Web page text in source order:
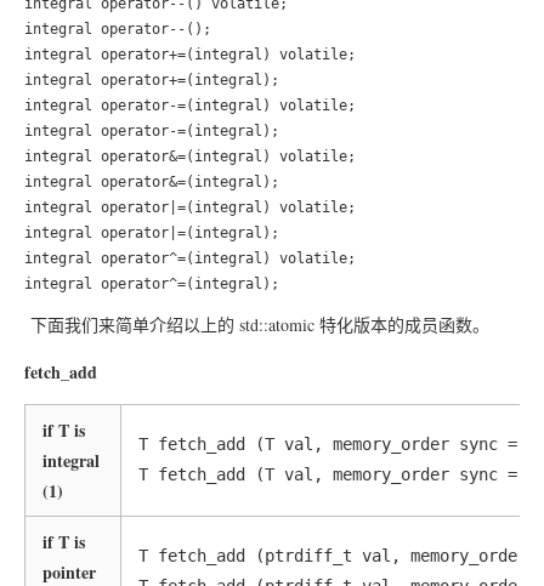
integral operator--() volatile;
integral operator--();
integral operator+=(integral) volatile;
integral operator+=(integral);
integral operator-=(integral) volatile;
integral operator-=(integral);
integral operator&=(integral) volatile;
integral operator&=(integral);
integral operator|=(integral) volatile;
integral operator|=(integral);
integral operator^=(integral) volatile;
下面我们来简单介绍以上的 std::atomic 特化版本的成员函数。
fetch_add
if T is
integral
(1)
T fetch_add (T val, memory_order sync =
if T is
pointer
T fetch_add (ptrdiff_t val, memory_order